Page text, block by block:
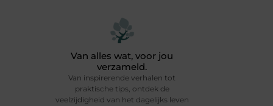
Van alles wat, voor jou
verzameld.
Van inspirerende verhalen tot
praktische tips, ontdek de
veelzijdigheid van het dagelijks leven